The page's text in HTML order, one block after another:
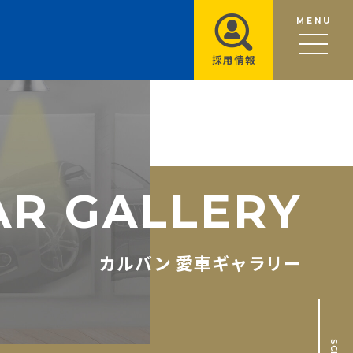
MENU
採用情報
R GALLERY
カルバン 愛車ギャラリー